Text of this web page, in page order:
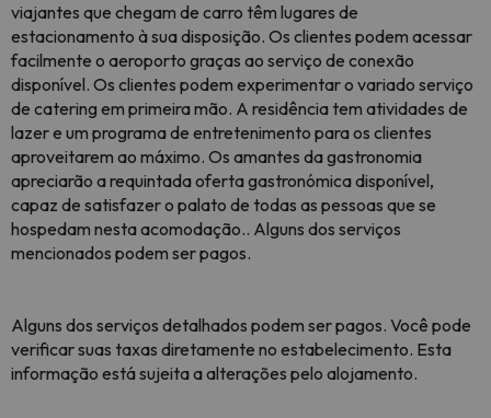
viajantes que chegam de carro têm lugares de
estacionamento à sua disposição. Os clientes podem acessar
facilmente o aeroporto graças ao serviço de conexão
disponível. Os clientes podem experimentar o variado serviço
de catering em primeira mão. A residência tem atividades de
lazer e um programa de entretenimento para os clientes
aproveitarem ao máximo. Os amantes da gastronomia
apreciarão a requintada oferta gastronómica disponível,
capaz de satisfazer o palato de todas as pessoas que se
hospedam nesta acomodação.. Alguns dos serviços
mencionados podem ser pagos.
Alguns dos serviços detalhados podem ser pagos. Você pode
verificar suas taxas diretamente no estabelecimento. Esta
informação está sujeita a alterações pelo alojamento.